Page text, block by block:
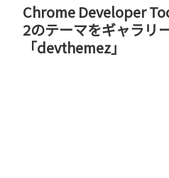
Chrome Developer
2のテーマをギャラリ
「devthemez」